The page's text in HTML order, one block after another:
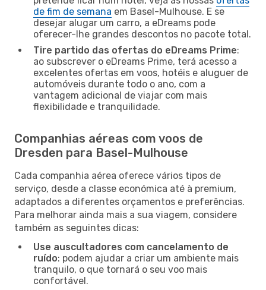
de fim de semana em Basel-Mulhouse. E se
desejar alugar um carro, a eDreams pode
oferecer-lhe grandes descontos no pacote total.
Tire partido das ofertas do eDreams Prime:
ao subscrever o eDreams Prime, terá acesso a
excelentes ofertas em voos, hotéis e aluguer de
automóveis durante todo o ano, com a
vantagem adicional de viajar com mais
flexibilidade e tranquilidade.
Companhias aéreas com voos de
Dresden para Basel-Mulhouse
Cada companhia aérea oferece vários tipos de
serviço, desde a classe económica até à premium,
adaptados a diferentes orçamentos e preferências.
Para melhorar ainda mais a sua viagem, considere
também as seguintes dicas:
Use auscultadores com cancelamento de
ruído: podem ajudar a criar um ambiente mais
tranquilo, o que tornará o seu voo mais
confortável.